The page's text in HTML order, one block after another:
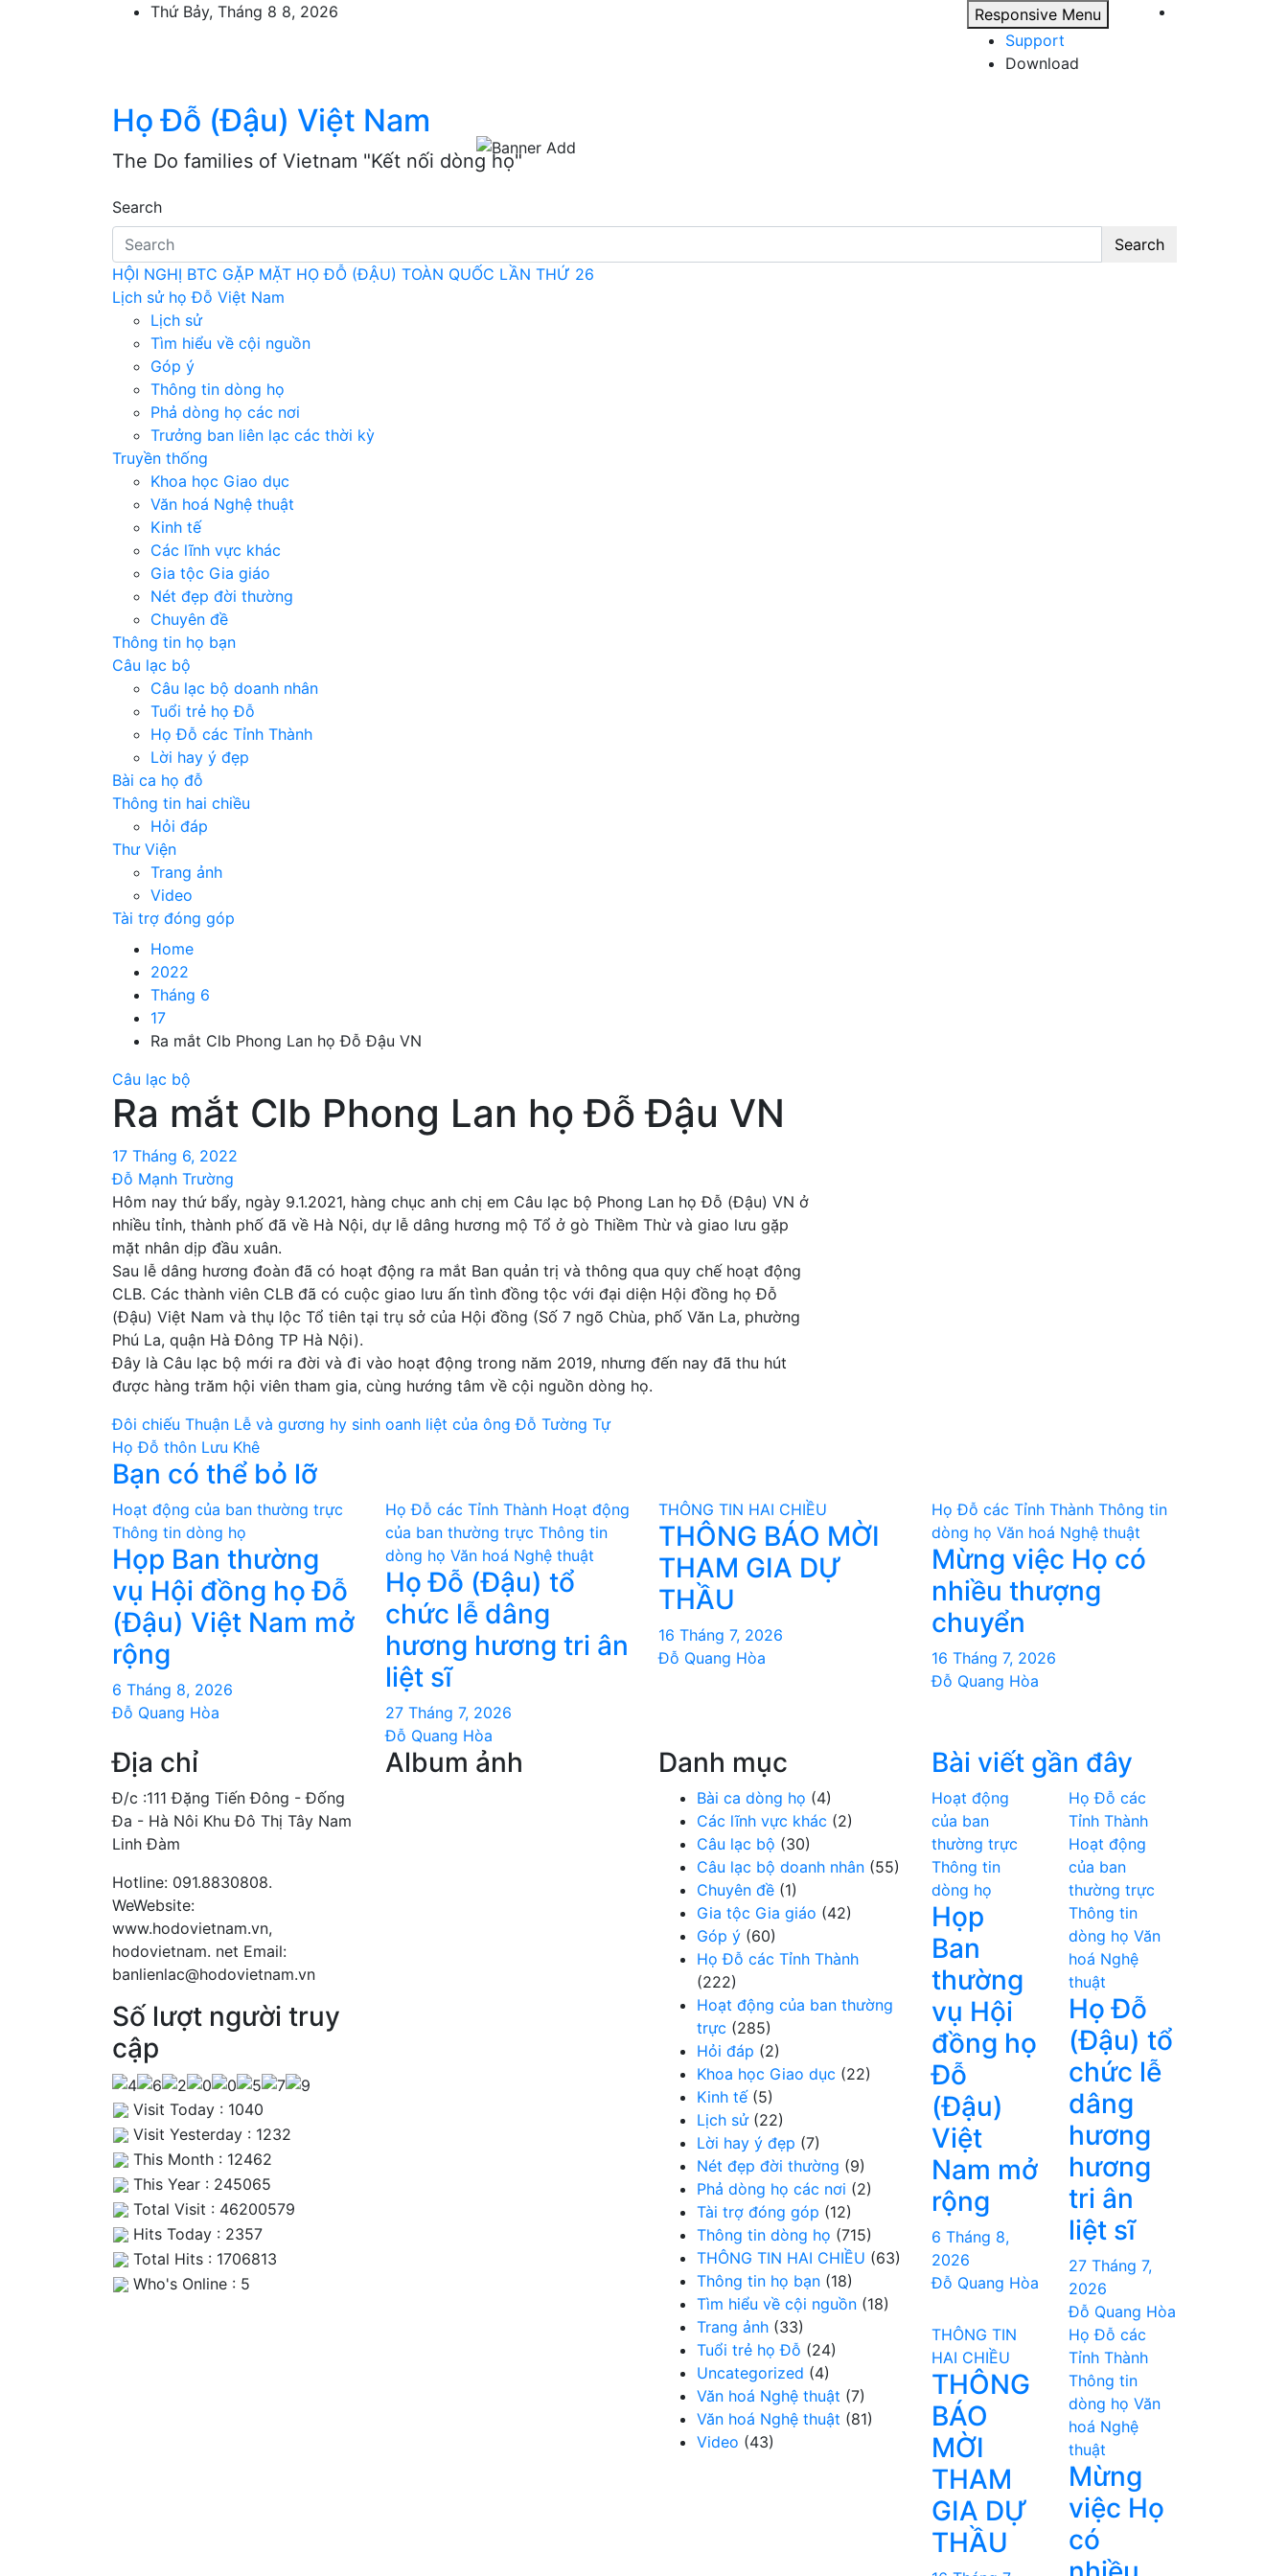
Thứ Bảy, Tháng 8 8, 2026
Responsive Menu
Support
Download
Họ Đỗ (Đậu) Việt Nam
The Do families of Vietnam "Kết nối dòng họ"
Search
Search
HỘI NGHỊ BTC GẶP MẶT HỌ ĐỖ (ĐẬU) TOÀN QUỐC LẦN THỨ 26
Lịch sử họ Đỗ Việt Nam
Lịch sử
Tìm hiểu về cội nguồn
Góp ý
Thông tin dòng họ
Phả dòng họ các nơi
Trưởng ban liên lạc các thời kỳ
Truyền thống
Khoa học Giao dục
Văn hoá Nghệ thuật
Kinh tế
Các lĩnh vực khác
Gia tộc Gia giáo
Nét đẹp đời thường
Chuyên đề
Thông tin họ bạn
Câu lạc bộ
Câu lạc bộ doanh nhân
Tuổi trẻ họ Đỗ
Họ Đỗ các Tỉnh Thành
Lời hay ý đẹp
Bài ca họ đỗ
Thông tin hai chiều
Hỏi đáp
Thư Viện
Trang ảnh
Video
Tài trợ đóng góp
Home
2022
Tháng 6
17
Ra mắt Clb Phong Lan họ Đỗ Đậu VN
Câu lạc bộ
Ra mắt Clb Phong Lan họ Đỗ Đậu VN
17 Tháng 6, 2022
Đỗ Mạnh Trường
Hôm nay thứ bẩy, ngày 9.1.2021, hàng chục anh chị em Câu lạc bộ Phong Lan họ Đỗ (Đậu) VN ở
nhiều tỉnh, thành phố đã về Hà Nội, dự lễ dâng hương mộ Tổ ở gò Thiềm Thừ và giao lưu gặp
mặt nhân dịp đầu xuân.
Sau lễ dâng hương đoàn đã có hoạt động ra mắt Ban quản trị và thông qua quy chế hoạt động
CLB. Các thành viên CLB đã có cuộc giao lưu ấn tình đồng tộc với đại diện Hội đồng họ Đỗ
(Đậu) Việt Nam và thụ lộc Tổ tiên tại trụ sở của Hội đồng (Số 7 ngõ Chùa, phố Văn La, phường
Phú La, quận Hà Đông TP Hà Nội).
Đây là Câu lạc bộ mới ra đời và đi vào hoạt động trong năm 2019, nhưng đến nay đã thu hút
được hàng trăm hội viên tham gia, cùng hướng tâm về cội nguồn dòng họ.
Điều
hướng
bài
viết
Đôi chiếu Thuận Lễ và gương hy sinh oanh liệt của ông Đỗ Tường Tự
Họ Đỗ thôn Lưu Khê
Bạn có thể bỏ lỡ
Hoạt động của ban thường trực
Thông tin dòng họ
Họp Ban thường
vụ Hội đồng họ Đỗ
(Đậu) Việt Nam mở
rộng
6 Tháng 8, 2026
Đỗ Quang Hòa
Họ Đỗ các Tỉnh Thành Hoạt động
của ban thường trực Thông tin
dòng họ Văn hoá Nghệ thuật
Họ Đỗ (Đậu) tổ
chức lễ dâng
hương hương tri ân
liệt sĩ
27 Tháng 7, 2026
Đỗ Quang Hòa
THÔNG TIN HAI CHIỀU
THÔNG BÁO MỜI
THAM GIA DỰ
THẦU
16 Tháng 7, 2026
Đỗ Quang Hòa
Họ Đỗ các Tỉnh Thành Thông tin
dòng họ Văn hoá Nghệ thuật
Mừng việc Họ có
nhiều thượng
chuyển
16 Tháng 7, 2026
Đỗ Quang Hòa
Địa chỉ
Đ/c :111 Đặng Tiến Đông - Đống
Đa - Hà Nôi Khu Đô Thị Tây Nam
Linh Đàm
Hotline: 091.8830808.
WeWebsite:
www.hodovietnam.vn,
hodovietnam. net Email:
banlienlac@hodovietnam.vn
Số lượt người truy
cập
Visit Today : 1040
Visit Yesterday : 1232
This Month : 12462
This Year : 245065
Total Visit : 46200579
Hits Today : 2357
Total Hits : 1706813
Who's Online : 5
Album ảnh Danh mục
Bài ca dòng họ (4)
Các lĩnh vực khác (2)
Câu lạc bộ (30)
Câu lạc bộ doanh nhân (55)
Chuyên đề (1)
Gia tộc Gia giáo (42)
Góp ý (60)
Họ Đỗ các Tỉnh Thành
(222)
Hoạt động của ban thường
trực (285)
Hỏi đáp (2)
Khoa học Giao dục (22)
Kinh tế(5)
Lịch sử(22)
Lời hay ý đẹp (7)
Nét đẹp đời thường (9)
Phả dòng họ các nơi (2)
Tài trợ đóng góp (12)
Thông tin dòng họ (715)
THÔNG TIN HAI CHIỀU (63)
Thông tin họ bạn (18)
Tìm hiểu về cội nguồn (18)
Trang ảnh (33)
Tuổi trẻ họ Đỗ (24)
Uncategorized (4)
Văn hoá Nghệ thuật (7)
Văn hoá Nghệ thuật (81)
Video (43)
Bài viết gần đây
Hoạt động
của ban
thường trực
Thông tin
dòng họ
Họp
Ban
thường
vụ Hội
đồng họ
Đỗ
(Đậu)
Việt
Nam mở
rộng
6 Tháng 8,
2026
Đỗ Quang Hòa
Họ Đỗ các
Tỉnh Thành
Hoạt động
của ban
thường trực
Thông tin
dòng họ Văn
hoá Nghệ
thuật
Họ Đỗ
(Đậu) tổ
chức lễ
dâng
hương
hương
tri ân
liệt sĩ
27 Tháng 7,
2026
Đỗ Quang Hòa
THÔNG TIN
HAI CHIỀU
THÔNG
BÁO
MỜI
THAM
GIA DỰ
THẦU
Họ Đỗ các
Tỉnh Thành
Thông tin
dòng họ Văn
hoá Nghệ
thuật
Mừng
việc Họ
có